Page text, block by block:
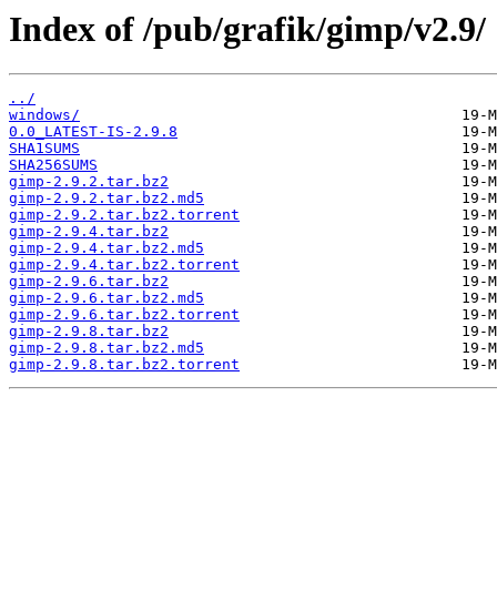
Index of /pub/grafik/gimp/v2.9/
../
windows/
0.0_LATEST-IS-2.9.8
SHA1SUMS
SHA256SUMS
gimp-2.9.2.tar.bz2
gimp-2.9.2.tar.bz2.md5
gimp-2.9.2.tar.bz2.torrent
gimp-2.9.4.tar.bz2
gimp-2.9.4.tar.bz2.md5
gimp-2.9.4.tar.bz2.torrent
gimp-2.9.6.tar.bz2
gimp-2.9.6.tar.bz2.md5
gimp-2.9.6.tar.bz2.torrent
gimp-2.9.8.tar.bz2
gimp-2.9.8.tar.bz2.md5
gimp-2.9.8.tar.bz2.torrent